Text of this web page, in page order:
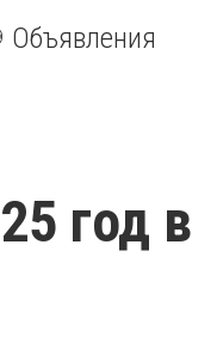
Объявления
год в